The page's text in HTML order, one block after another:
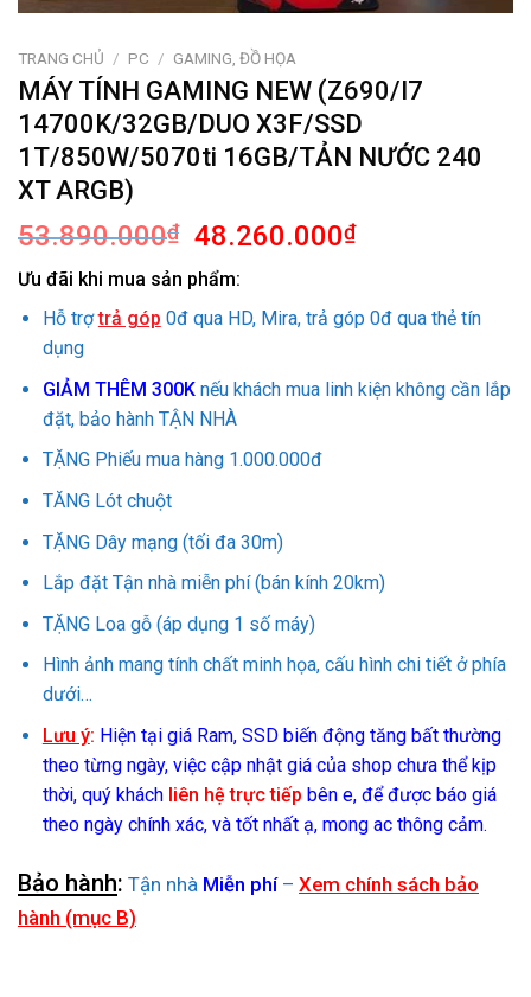
TRANG CHỦ / PC / GAMING, ĐỒ HỌA
MÁY TÍNH GAMING NEW (Z690/I7
14700K/32GB/DUO X3F/SSD
1T/850W/5070ti 16GB/TẢN NƯỚC 240
XT ARGB)
53.890.000₫
Giá
gốc
là:
53.890.000₫.
48.260.000₫Giá
là:
Ưu đãi khi mua sản phẩm:
Hỗ trợtrả góp 0đ qua HD, Mira, trả góp 0đ qua thẻ tín
dụng
GIẢM THÊM 300Knếu khách mua linh kiện không cần lắp
đặt, bảo hành TẬN NHÀ
TẶNG Phiếu mua hàng 1.000.000đ
TĂNG Lót chuột
TẶNG Dây mạng (tối đa 30m)
Lắp đặt Tận nhà miễn phí (bán kính 20km)
TẶNG Loa gỗ (áp dụng 1 số máy)
Hình ảnh mang tính chất minh họa, cấu hình chi tiết ở phía
dưới…
Lưu ý: Hiện tại giá Ram, SSD biến động tăng bất thường
theo từng ngày, việc cập nhật giá của shop chưa thể kịp
thời, quý khách liên hệ trực tiếp bên e, để được báo giá
theo ngày chính xác, và tốt nhất ạ, mong ac thông cảm.
Bảo hành: Tận nhà Miễn phí– Xem chính sách bảo
hành (mục B)